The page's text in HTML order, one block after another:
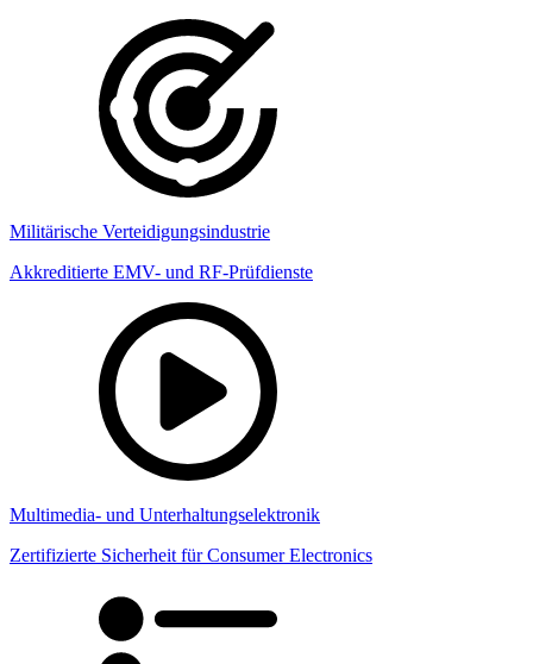
Militärische Verteidigungsindustrie
Akkreditierte EMV- und RF-Prüfdienste
Multimedia- und Unterhaltungselektronik
Zertifizierte Sicherheit für Consumer Electronics